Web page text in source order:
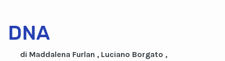
DNA
di Maddalena Furlan , Luciano Borgato ,